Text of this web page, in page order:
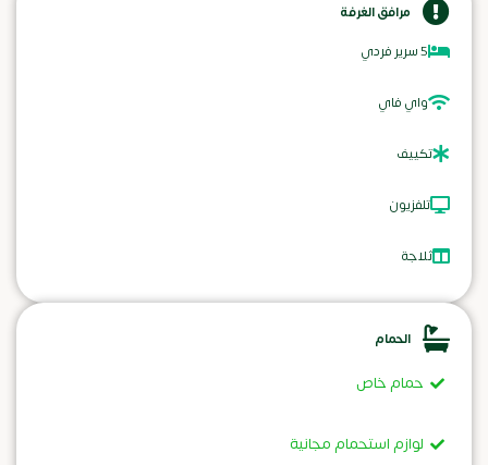
مرافق الغرفة
5 سرير فردي
واي فاي
تكييف
تلفزيون
ثلاجة
الحمام
حمام خاص
لوازم استحمام مجانية